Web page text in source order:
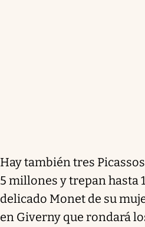
Hay también tres
5 millones y trepan hasta
delicado Monet de su
en Giverny que rondará